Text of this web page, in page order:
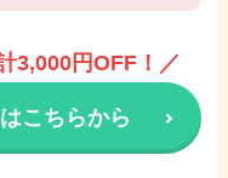
3,000円OFF！／
こちらから